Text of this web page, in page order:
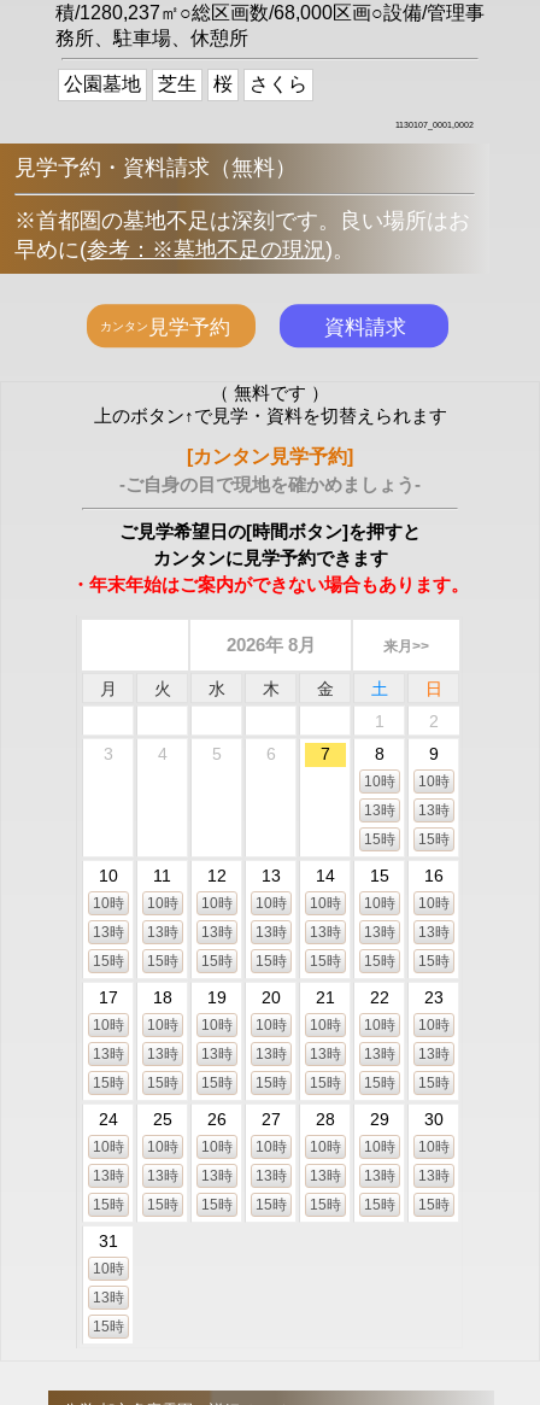
積/1280,237㎡○総区画数/68,000区画○設備/管理事
務所、駐車場、休憩所
公園墓地 芝生 桜 さくら
1130107_0001,0002
見学予約・資料請求（無料）
※首都圏の墓地不足は深刻です。良い場所はお
早めに(参考：※墓地不足の現況)。
（ 無料です ）
上のボタン↑で見学・資料を切替えられます
[カンタン見学予約]
-ご自身の目で現地を確かめましょう-
ご見学希望日の[時間ボタン]を押すと
カンタンに見学予約できます
・年末年始はご案内ができない場合もあります。
2026年 8月 来月>>
月 火 水 木 金 土
日
1
2
3
4 5 6 7 8
10時
13時
15時
9
10時
13時
15時
10
10時
13時
15時
11
10時
13時
15時
12
10時
13時
15時
13
10時
13時
15時
14
10時
13時
15時
15
10時
13時
15時
16
10時
13時
15時
17
10時
13時
15時
18
10時
13時
15時
19
10時
13時
15時
20
10時
13時
15時
21
10時
13時
15時
22
10時
13時
15時
23
10時
13時
15時
24
10時
13時
15時
25
10時
13時
15時
26
10時
13時
15時
27
10時
13時
15時
28
10時
13時
15時
29
10時
13時
15時
30
10時
13時
15時
31
10時
13時
15時